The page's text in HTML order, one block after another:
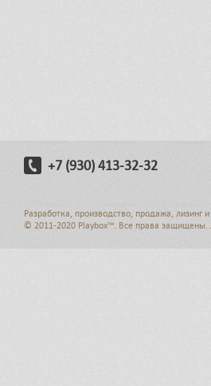
+7 (930) 413-32-32
Разработка, производство, продажа,
© 2011-2020 Playbox™. Все права защищены.